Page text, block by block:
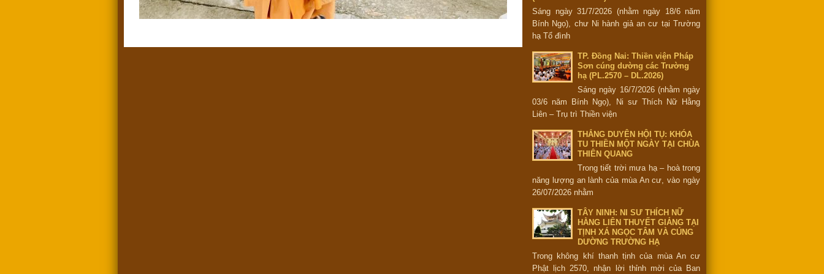
Sáng ngày 31/7/2026 (nhằm ngày 18/6 năm
Bính Ngọ), chư Ni hành giả an cư tại Trường
hạ Tổ đình
TP. Đồng Nai: Thiền viện Pháp
Sơn cúng dường các Trường
hạ (PL.2570 – DL.2026)
Sáng ngày 16/7/2026 (nhằm ngày
03/6 năm Bính Ngọ), Ni sư Thích Nữ Hằng
Liên – Trụ trì Thiền viện
THẮNG DUYÊN HỘI TỤ: KHÓA
TU THIỀN MỘT NGÀY TẠI CHÙA
THIÊN QUANG
Trong tiết trời mưa hạ – hoà trong
năng lượng an lành của mùa An cư, vào ngày
26/07/2026 nhằm
TÂY NINH: NI SƯ THÍCH NỮ
HẰNG LIÊN THUYẾT GIẢNG TẠI
TỊNH XÁ NGỌC TÂM VÀ CÚNG
DƯỜNG TRƯỜNG HẠ
Trong không khí thanh tịnh của mùa An cư
Phật lịch 2570, nhận lời thỉnh mời của Ban